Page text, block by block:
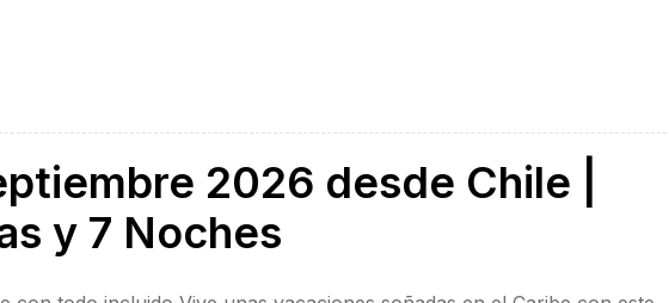
2026 desde Chile |
y 7 Noches